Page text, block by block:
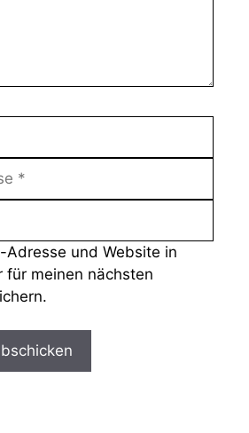
Adresse und Website in
für meinen nächsten